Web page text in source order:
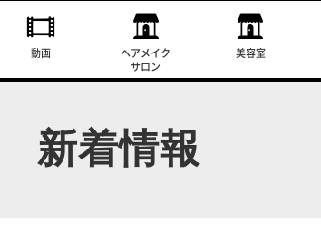
動画
ヘアメイク
サロン
美容室
新着情報